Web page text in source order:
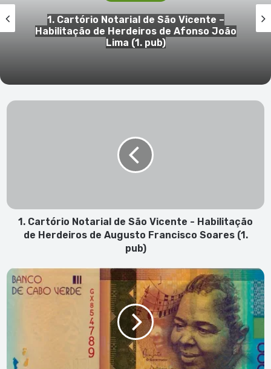
São Vicente –
de Afonso João
1. Cartório
Habilitação de
1.
de
Herdeiros
Soares
(1.
pub)
1. Cartório Notarial de São Vicente - Habilitação
de Herdeiros de Augusto Francisco Soares (1.
pub)
Nota
dedicada